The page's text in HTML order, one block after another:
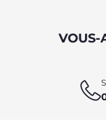
VOUS-